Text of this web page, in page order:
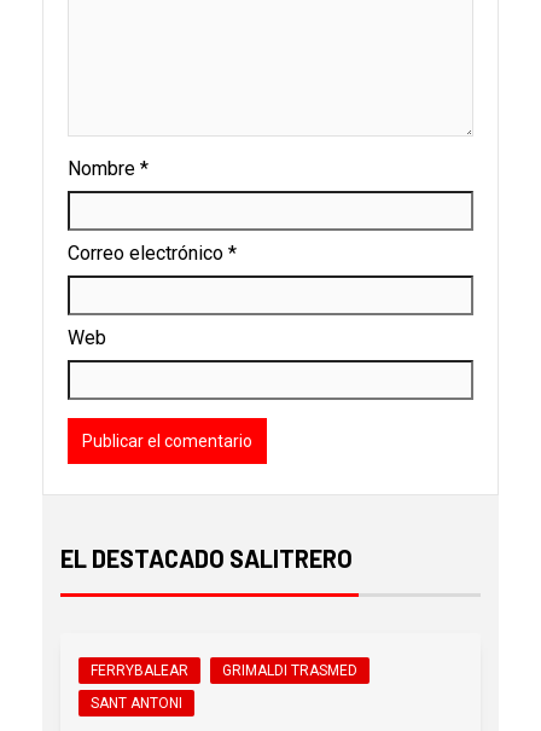
Nombre *
Correo electrónico *
Web
EL DESTACADO SALITRERO
FERRYBALEAR
GRIMALDI TRASMED
SANT ANTONI